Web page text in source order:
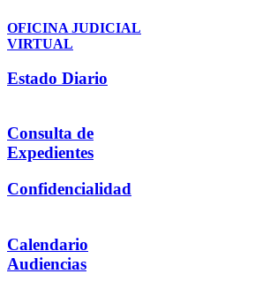
OFICINA JUDICIAL
VIRTUAL
Estado Diario
Consulta de
Expedientes
Confidencialidad
Calendario
Audiencias